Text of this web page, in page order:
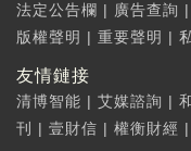
法定公告欄 | 廣告查詢 |
版權聲明 | 重要聲明 |
友情鏈接
清博智能 | 艾媒諮詢 |
刊
| 壹財信 | 權衡財經 |